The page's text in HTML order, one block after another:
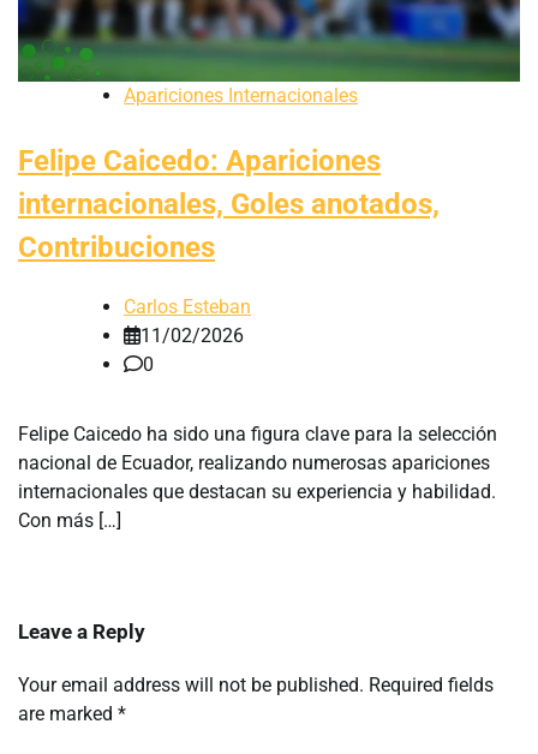
Apariciones Internacionales
Felipe Caicedo: Apariciones
internacionales, Goles anotados,
Contribuciones
Carlos Esteban
11/02/2026
0
Felipe Caicedo ha sido una figura clave para la selección
nacional de Ecuador, realizando numerosas apariciones
internacionales que destacan su experiencia y habilidad.
Con más […]
Leave a Reply
Your email address will not be published. Required fields
are marked *